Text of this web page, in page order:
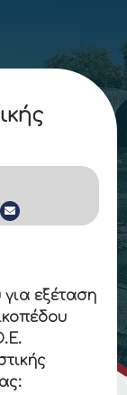
εξέταση